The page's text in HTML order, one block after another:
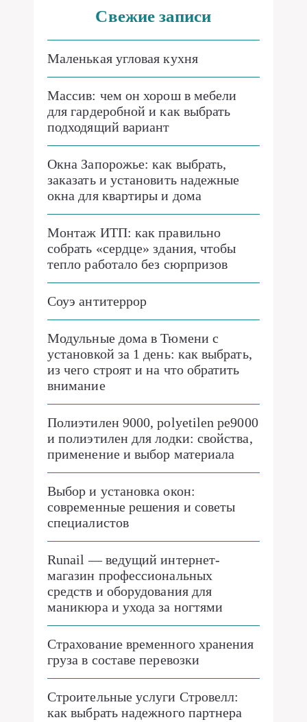
Свежие записи
Маленькая угловая кухня
Массив: чем он хорош в мебели
для гардеробной и как выбрать
подходящий вариант
Окна Запорожье: как выбрать,
заказать и установить надежные
окна для квартиры и дома
Монтаж ИТП: как правильно
собрать «сердце» здания, чтобы
тепло работало без сюрпризов
Соуэ антитеррор
Модульные дома в Тюмени с
установкой за 1 день: как выбрать,
из чего строят и на что обратить
внимание
Полиэтилен 9000, polyetilen pe9000
и полиэтилен для лодки: свойства,
применение и выбор материала
Выбор и установка окон:
современные решения и советы
специалистов
Runail — ведущий интернет-
магазин профессиональных
средств и оборудования для
маникюра и ухода за ногтями
Страхование временного хранения
груза в составе перевозки
Строительные услуги Стровелл:
как выбрать надежного партнера